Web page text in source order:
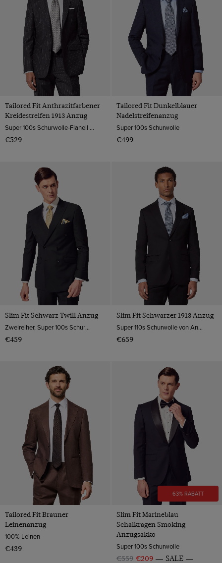
Tailored Fit Anthrazitfarbener
Kreidestreifen 1913 Anzug
Super 100s Schurwolle-Flanell von Guabello, Italien
€529
Tailored Fit Dunkelblauer
Nadelstreifenanzug
Super 100s Schurwolle
€499
Slim Fit Schwarz Twill Anzug
Zweireiher, Super 100s Schurwolle
€459
Slim Fit Schwarzer 1913 Anzug
Super 110s Schurwolle von Angelico, Italien
€659
Tailored Fit Brauner
Leinenanzug
100% Leinen
€439
63% RABATT
Slim Fit Marineblau
Schalkragen Smoking
Anzugsakko
Super 100s Schurwolle
€559 €209 SALE